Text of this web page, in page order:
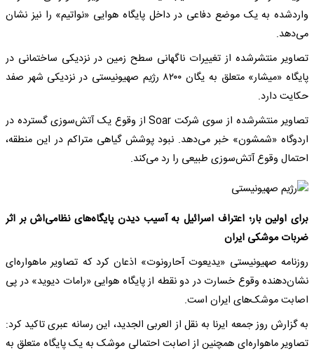
واردشده به یک موضع دفاعی در داخل پایگاه هوایی «نواتیم» را نیز نشان
می‌دهد.
تصاویر منتشرشده از تغییرات ناگهانی سطح زمین در نزدیکی ساختمانی در
پایگاه «میشار» متعلق به یگان ۸۲۰۰ رژیم صهیونیستی در نزدیکی شهر صفد
حکایت دارد.
تصاویر منتشرشده از سوی شرکت Soar از وقوع یک آتش‌سوزی گسترده در
اردوگاه «شمشون» خبر می‌دهد. نبود پوشش گیاهی متراکم در این منطقه،
احتمال وقوع آتش‌سوزی طبیعی را رد می‌کند.
برای اولین بار؛ اعتراف اسرائیل به آسیب دیدن پایگاه‌های نظامی‌اش بر اثر
ضربات موشکی ایران
روزنامه صهیونیستی «یدیعوت آحارونوت» اذعان کرد که تصاویر ماهواره‌ای
نشان‌دهنده وقوع خسارت در دو نقطه از پایگاه هوایی «رامات دیوید» در پی
اصابت موشک‌های ایران است.
به گزارش روز جمعه ایرنا به نقل از العربی الجدید، این رسانه عبری تاکید کرد:
تصاویر ماهواره‌ای همچنین از اصابت احتمالی موشک به یک پایگاه متعلق به